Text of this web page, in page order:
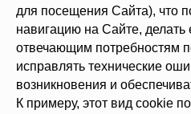
для посещения Сайта), что
навигацию на Сайте,
отвечающим потребностям
исправлять технические
возникновения и
К примеру, этот вид cookie